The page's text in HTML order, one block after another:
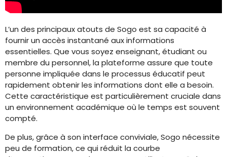
L’un des principaux atouts de Sogo est sa capacité à
fournir un accès instantané aux informations
essentielles. Que vous soyez enseignant, étudiant ou
membre du personnel, la plateforme assure que toute
personne impliquée dans le processus éducatif peut
rapidement obtenir les informations dont elle a besoin.
Cette caractéristique est particulièrement cruciale dans
un environnement académique où le temps est souvent
compté.
De plus, grâce à son interface conviviale, Sogo nécessite
peu de formation, ce qui réduit la courbe